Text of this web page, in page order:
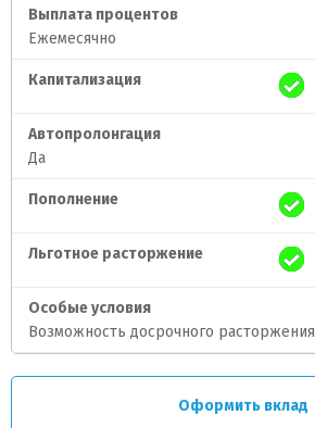
Выплата процентов
Ежемесячно
Капитализация
Автопролонгация
Да
Пополнение
Льготное расторжение
Особые условия
Возможность досрочного расторжения
Оформить вклад